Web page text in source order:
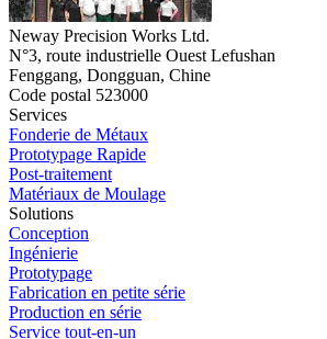
Neway Precision Works Ltd.
N°3, route industrielle Ouest Lefushan
Fenggang, Dongguan, Chine
Code postal 523000
Services
Fonderie de Métaux
Prototypage Rapide
Post-traitement
Matériaux de Moulage
Solutions
Conception
Ingénierie
Prototypage
Fabrication en petite série
Production en série
Service tout-en-un